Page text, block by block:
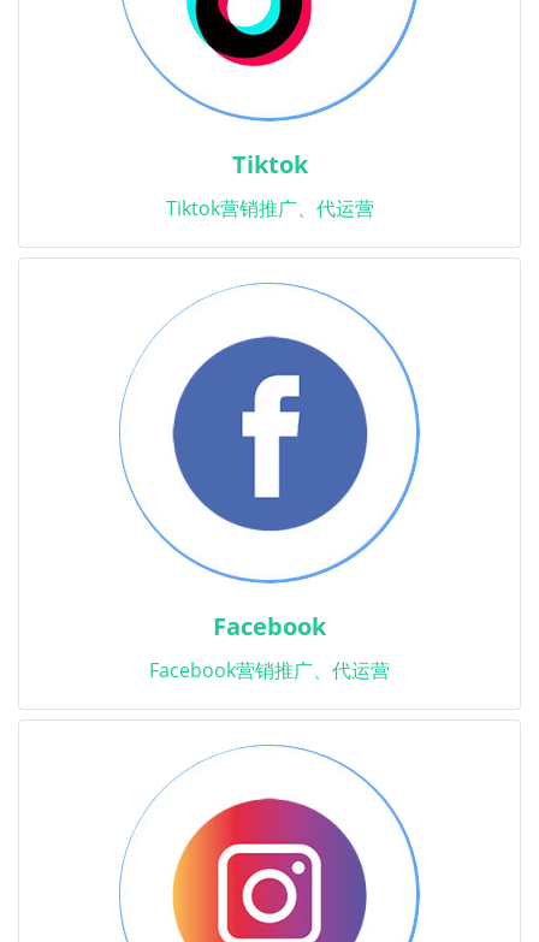
Tiktok
Tiktok营销推广、代运营
Facebook
Facebook营销推广、代运营